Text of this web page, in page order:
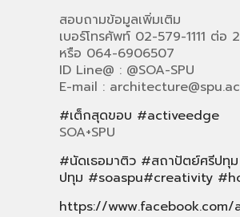
สอบถามข้อมูลเพิ่มเติม
เบอร์โทรศัพท์ 02-579-1111 ต่อ
หรือ 064-6906507
ID Line@ : @SOA-SPU
E-mail :
#เต็กสุดขอบ #activeedge
SOA+SPU
#นัดเธอมาติว #สถาปัตย์ศรีปทุม
ปทุม #soaspu#creativity #
https://